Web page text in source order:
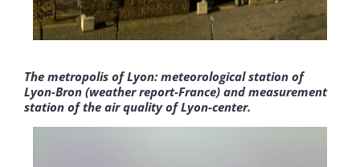
The metropolis of Lyon: meteorological station of
Lyon-Bron (weather report-France) and measurement
station of the air quality of Lyon-center.